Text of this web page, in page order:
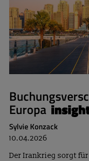
Europa
Sylvie Konzack
10.04.2026
Der Irankrieg sorgt